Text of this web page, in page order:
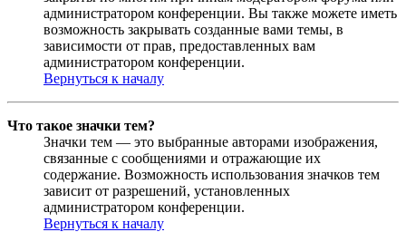
администратором конференции. Вы также можете иметь
возможность закрывать созданные вами темы, в
зависимости от прав, предоставленных вам
администратором конференции.
Вернуться к началу
Что такое значки тем?
Значки тем — это выбранные авторами изображения,
связанные с сообщениями и отражающие их
содержание. Возможность использования значков тем
зависит от разрешений, установленных
администратором конференции.
Вернуться к началу